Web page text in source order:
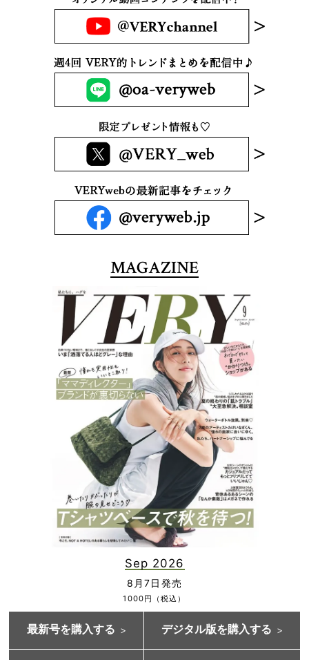
MAGAZINE
Sep 2026
8月7日発売
1000円（税込）
最新号を購入する デジタル版を購入する